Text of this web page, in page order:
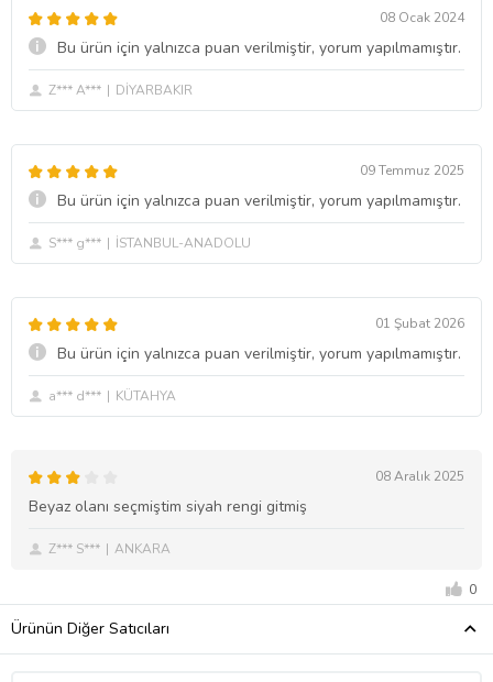
08 Ocak 2024
Bu ürün için yalnızca puan verilmiştir, yorum yapılmamıştır.
Z*** A*** DİYARBAKIR
09 Temmuz 2025
Bu ürün için yalnızca puan verilmiştir, yorum yapılmamıştır.
S*** g*** İSTANBUL-ANADOLU
01 Şubat 2026
Bu ürün için yalnızca puan verilmiştir, yorum yapılmamıştır.
a*** d*** KÜTAHYA
08 Aralık 2025
Beyaz olanı seçmiştim siyah rengi gitmiş
Z*** S*** ANKARA
0
Ürünün Diğer Satıcıları